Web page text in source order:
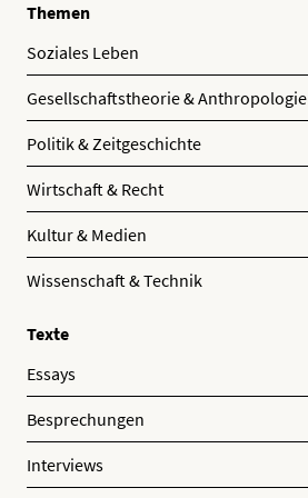
Themen
Soziales Leben
Gesellschaftstheorie & Anthropologie
Politik & Zeitgeschichte
Wirtschaft & Recht
Kultur & Medien
Wissenschaft & Technik
Texte
Essays
Besprechungen
Interviews